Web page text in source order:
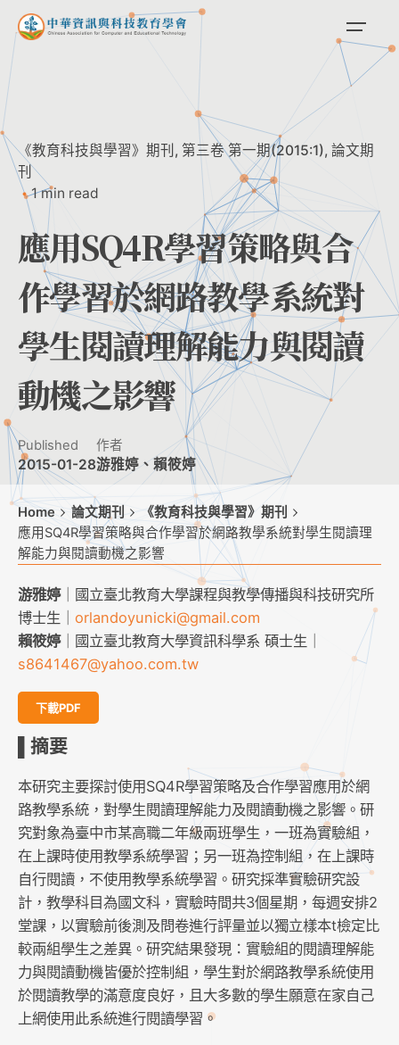
Skip
content
《教育科技與學習》期刊 第三卷 第一期(2015:1) 論文期
刊
1 min read
應用SQ4R學習策略與合
作學習於網路教學系統對
學生閱讀理解能力與閱讀
動機之影響
Published
2015-01-28
作者
游雅婷、賴筱婷
Home 論文期刊
《教育科技與學習》期刊
應用SQ4R學習策略與合作學習於網路教學系統對學生閱讀理
解能力與閱讀動機之影響
游雅婷｜國立臺北教育大學課程與教學傳播與科技研究所
博士生｜ orlandoyunicki@gmail.com
賴筱婷｜國立臺北教育大學資訊科學系 碩士生｜
s8641467@yahoo.com.tw
下載PDF
▌摘要
本研究主要探討使用SQ4R學習策略及合作學習應用於網
路教學系統，對學生閱讀理解能力及閱讀動機之影響。研
究對象為臺中市某高職二年級兩班學生，一班為實驗組，
在上課時使用教學系統學習；另一班為控制組，在上課時
自行閱讀，不使用教學系統學習。研究採準實驗研究設
計，教學科目為國文科，實驗時間共3個星期，每週安排2
堂課，以實驗前後測及問卷進行評量並以獨立樣本t檢定比
較兩組學生之差異。研究結果發現：實驗組的閱讀理解能
力與閱讀動機皆優於控制組，學生對於網路教學系統使用
於閱讀教學的滿意度良好，且大多數的學生願意在家自己
上網使用此系統進行閱讀學習。